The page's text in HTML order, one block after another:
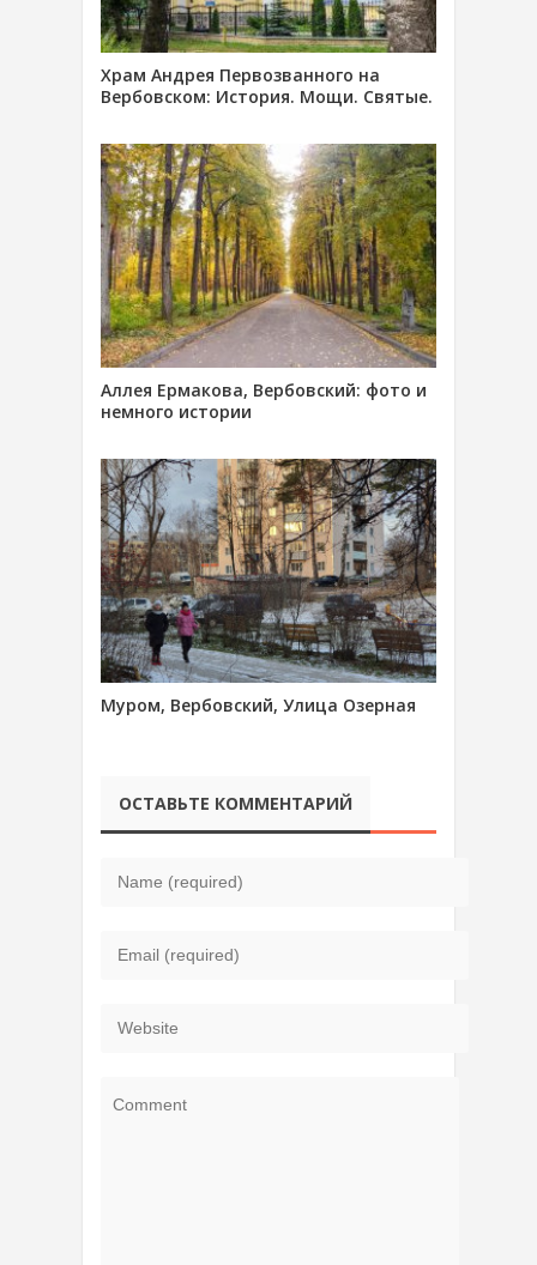
Храм Андрея Первозванного на
Вербовском: История. Мощи. Святые.
Аллея Ермакова, Вербовский: фото и
немного истории
Муром, Вербовский, Улица Озерная
ОСТАВЬТЕ КОММЕНТАРИЙ